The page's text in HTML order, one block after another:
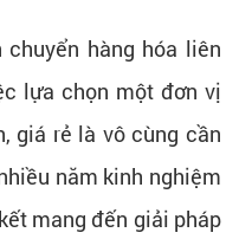
hàng hóa liên
lựa chọn một đơn vị
giá rẻ là vô cùng cần
năm kinh nghiệm
mang đến giải pháp